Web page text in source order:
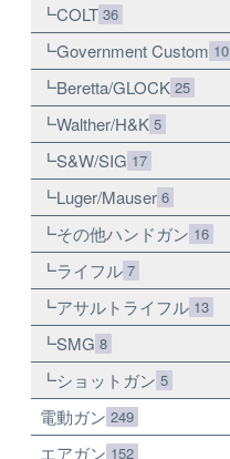
COLT 36
Government Custom 10
Beretta/GLOCK 25
Walther/H&K 5
S&W/SIG 17
Luger/Mauser 6
その他ハンドガン 16
ライフル 7
アサルトライフル 13
SMG 8
ショットガン 5
電動ガン 249
エアガン 152